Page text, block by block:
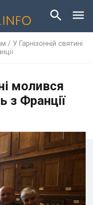
/ У Гарнізонній святині
молився
з Франції